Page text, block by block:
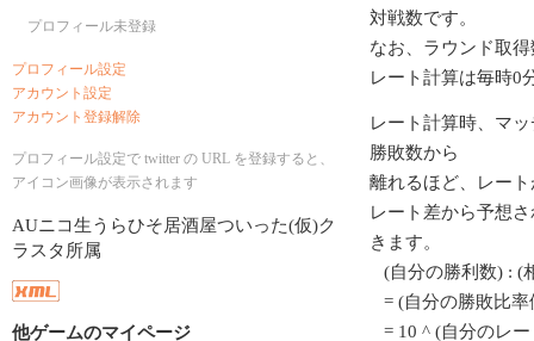
対戦数です。
なお、ラウンド取
レート計算は毎時0
レート計算時、マ
勝敗数から
離れるほど、レー
レート差から予想
きます。
(自分の勝利数) : (
= (自分の勝敗比率
= 10 ^ (自分のレー
プロフィール未登録
プロフィール設定
アカウント設定
アカウント登録解除
プロフィール設定で twitter の URL を登録すると、
アイコン画像が表示されます
AUニコ生うらひそ居酒屋ついった(仮)ク
ラスタ所属
他ゲームのマイページ